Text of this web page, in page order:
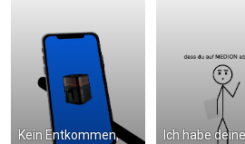
Kein Entkommen,
Ich habe